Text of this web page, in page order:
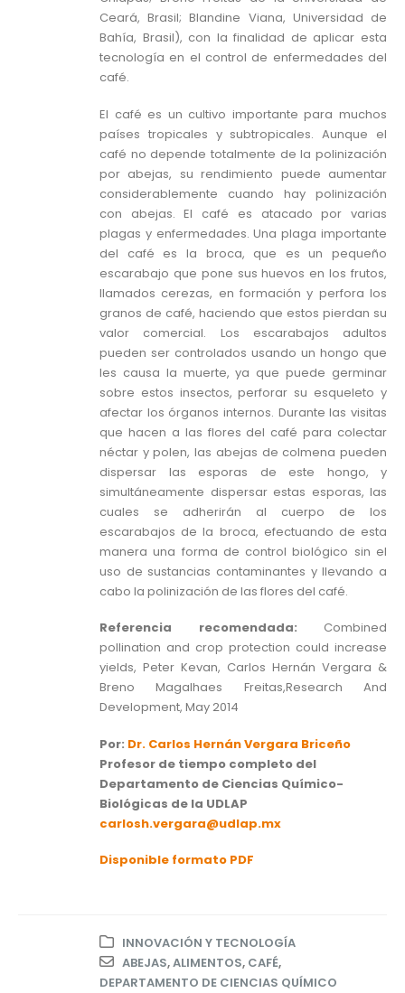
Ceará, Brasil; Blandine Viana, Universidad de
Bahía, Brasil), con la finalidad de aplicar esta
tecnología en el control de enfermedades del
café.
El café es un cultivo importante para muchos
países tropicales y subtropicales. Aunque el
café no depende totalmente de la polinización
por abejas, su rendimiento puede aumentar
considerablemente cuando hay polinización
con abejas. El café es atacado por varias
plagas y enfermedades. Una plaga importante
del café es la broca, que es un pequeño
escarabajo que pone sus huevos en los frutos,
llamados cerezas, en formación y perfora los
granos de café, haciendo que estos pierdan su
valor comercial. Los escarabajos adultos
pueden ser controlados usando un hongo que
les causa la muerte, ya que puede germinar
sobre estos insectos, perforar su esqueleto y
afectar los órganos internos. Durante las visitas
que hacen a las flores del café para colectar
néctar y polen, las abejas de colmena pueden
dispersar las esporas de este hongo, y
simultáneamente dispersar estas esporas, las
cuales se adherirán al cuerpo de los
escarabajos de la broca, efectuando de esta
manera una forma de control biológico sin el
uso de sustancias contaminantes y llevando a
cabo la polinización de las flores del café.
Referencia recomendada: Combined
pollination and crop protection could increase
yields, Peter Kevan, Carlos Hernán Vergara &
Breno Magalhaes Freitas,Research And
Development, May 2014
Por: Dr. Carlos Hernán Vergara Briceño
Profesor de tiempo completo del
Departamento de Ciencias Químico-
Biológicas de la UDLAP
carlosh.vergara@udlap.mx
Disponible formato PDF
INNOVACIÓN Y TECNOLOGÍA
ABEJAS,ALIMENTOS, CAFÉ,
DEPARTAMENTO DE CIENCIAS QUÍMICO